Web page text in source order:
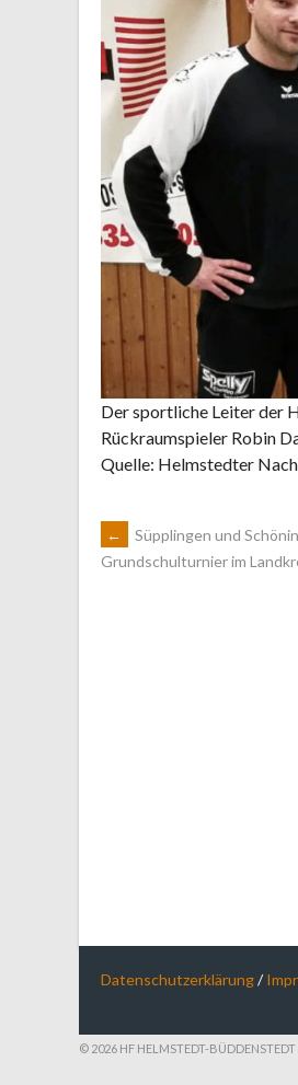
Der sportliche Leiter der
Rückraumspieler Robin
Quelle: Helmstedter
ARTIKEL-
←
Süpplingen und
Grundschulturnier im
Datenschutzerklärung/
© 2026 HF HELMSTEDT-BÜDDENSTEDT